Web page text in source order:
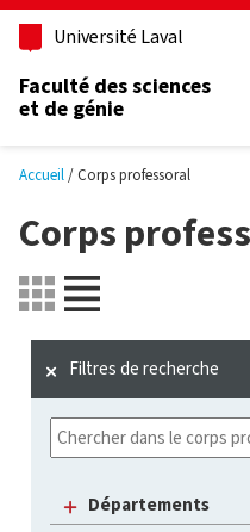
Université Laval
Faculté des sciences
et de génie
Accueil Corps professoral
Corps
Filtres de recherche
Départements